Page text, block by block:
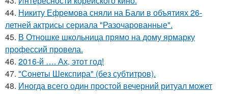
44. Никиту Ефремова сняли на Бали в объятиях 26-
летней актрисы сериала "Разочарованные".
45. В Отношке школьница прямо на дому ярмарку
профессий провела.
46. 2016-й …. Ах, этот год!
47. "Сонеты Шекспира" (без субтитров).
48. Иногда всего один простой вечерний ритуал может